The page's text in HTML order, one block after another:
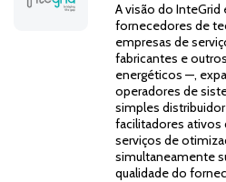
A visão do
fornecedores de
empresas de
fabricantes e
energéticos —,
operadores de
simples
facilitadores ativos
serviços de
simultaneamente
qualidade do